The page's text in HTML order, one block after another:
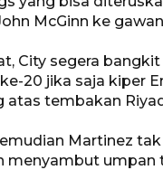
McGinn ke
City segera
20 jika saja kiper
tembakan
Martinez
umpan